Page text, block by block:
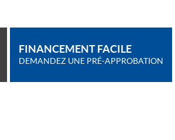
FINANCEMENT FACILE
DEMANDEZ UNE PRÉ-APPROBATION